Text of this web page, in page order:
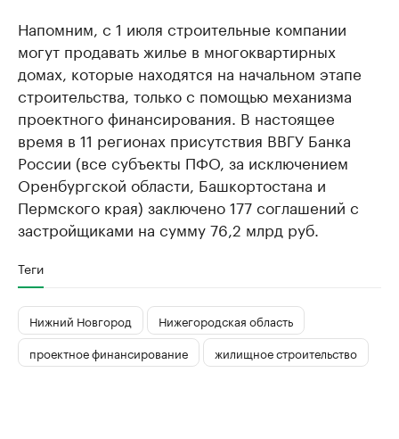
Напомним, с 1 июля строительные компании
могут продавать жилье в многоквартирных
домах, которые находятся на начальном этапе
строительства, только с помощью механизма
проектного финансирования. В настоящее
время в 11 регионах присутствия ВВГУ Банка
России (все субъекты ПФО, за исключением
Оренбургской области, Башкортостана и
Пермского края) заключено 177 соглашений с
застройщиками на сумму 76,2 млрд руб.
Теги
Нижний Новгород
Нижегородская область
проектное финансирование
жилищное строительство